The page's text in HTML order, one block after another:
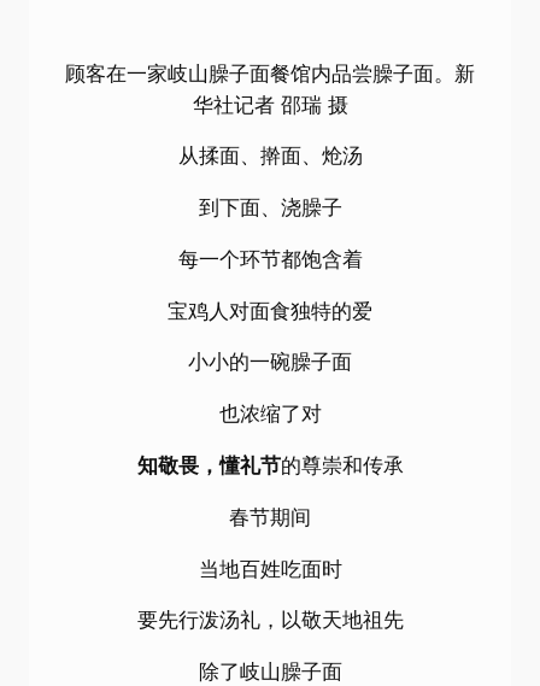
顾客在一家岐山臊子面餐馆内品尝臊子面。新
华社记者 邵瑞 摄
从揉面、擀面、炝汤
到下面、浇臊子
每一个环节都饱含着
宝鸡人对面食独特的爱
小小的一碗臊子面
也浓缩了对
知敬畏，懂礼节的尊崇和传承
春节期间
当地百姓吃面时
要先行泼汤礼，以敬天地祖先
除了岐山臊子面